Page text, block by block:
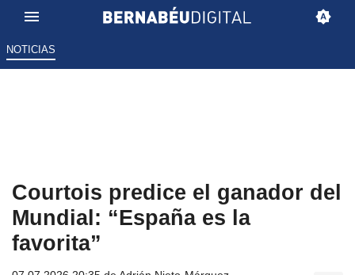
NOTICIAS
Courtois predice el ganador del
Mundial: “España es la
favorita”